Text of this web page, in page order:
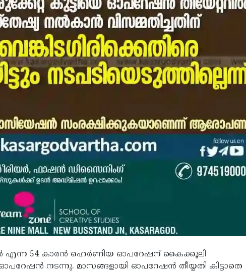
എന്ന 54 കാരന്‍ ഹെര്‍ണിയ ഓപറേഷന് കൈക്കൂലി
നടന്നു. മാസങ്ങളായി ഓപറേഷന്‍ തീയ്യതി കിട്ടാതെ